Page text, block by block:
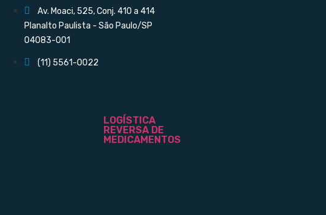
Av. Moaci, 525, Conj. 410 a 414
Planalto Paulista - São Paulo/SP
04083-001
(11) 5561-0022
LOGÍSTICA
REVERSA DE
MEDICAMENTOS